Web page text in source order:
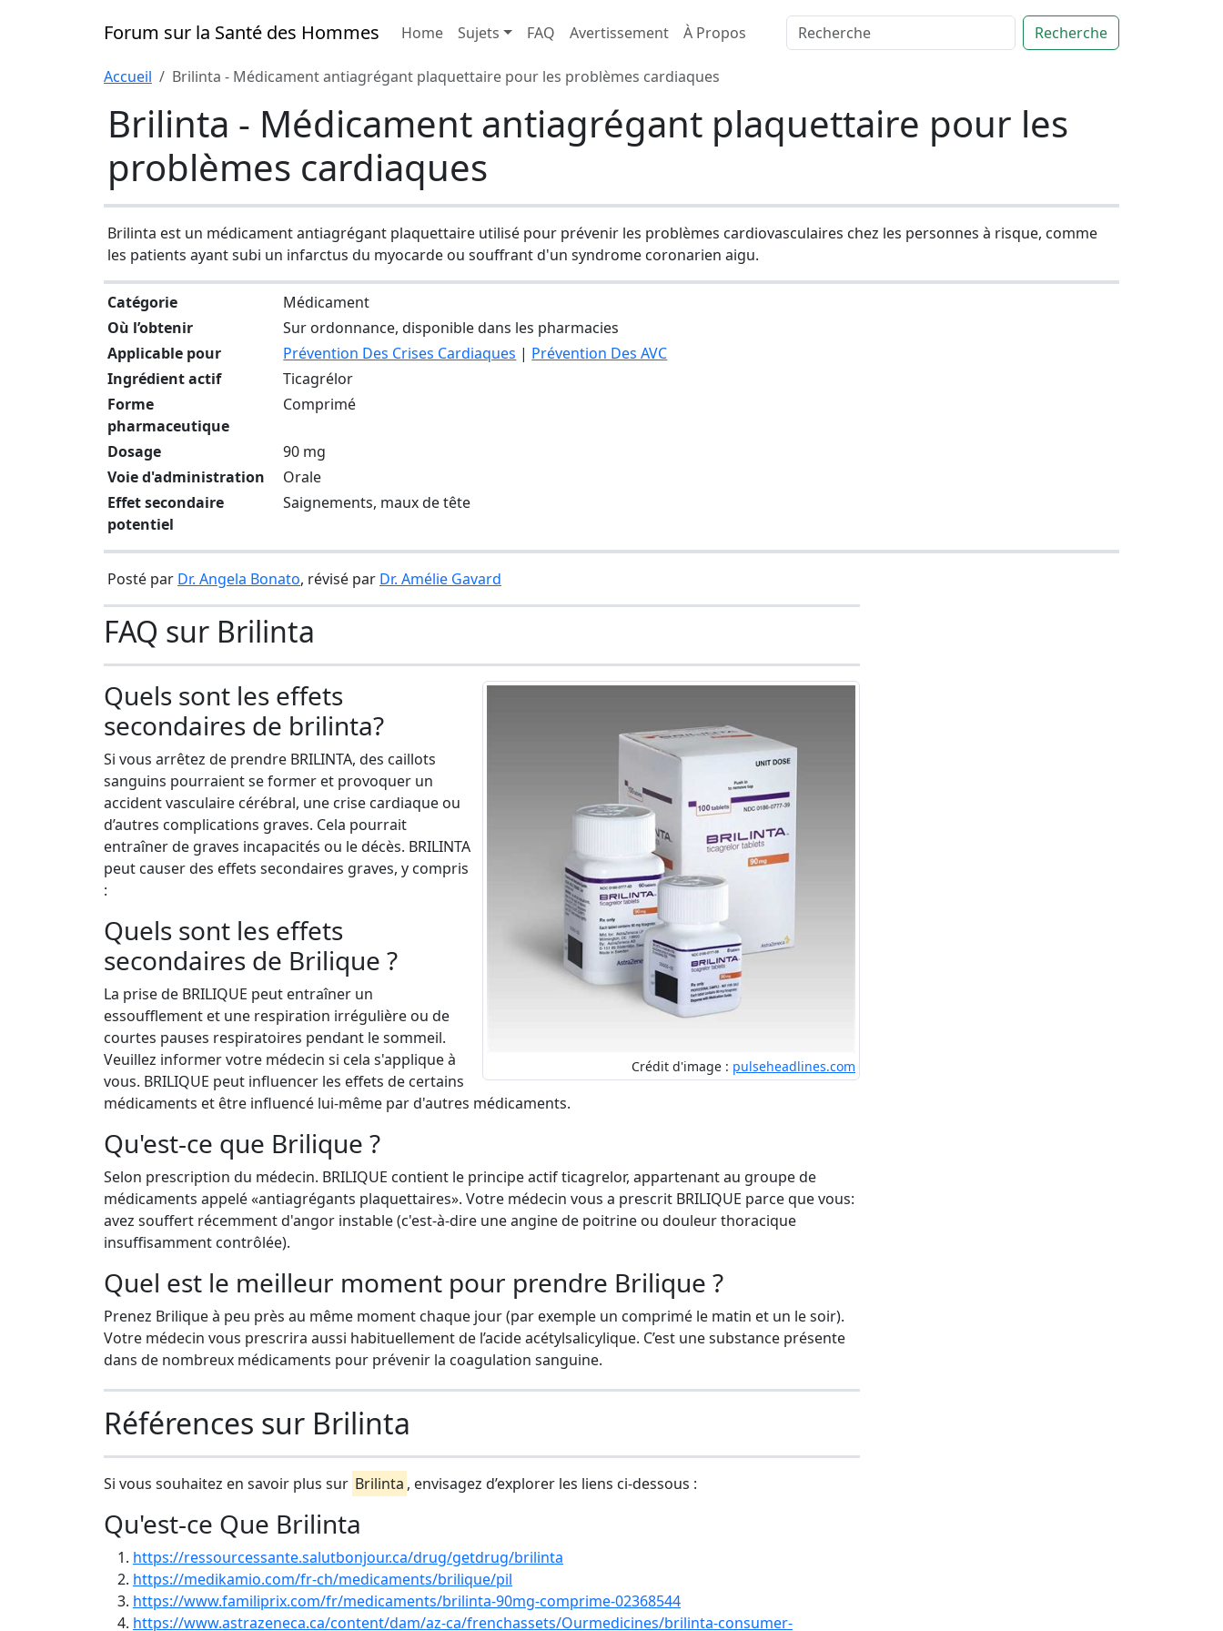
Forum sur la Santé des Hommes Home Sujets FAQ Avertissement À Propos Recherche
Accueil Brilinta - Médicament antiagrégant plaquettaire pour les problèmes cardiaques
Brilinta - Médicament antiagrégant plaquettaire pour les
problèmes cardiaques
Brilinta est un médicament antiagrégant plaquettaire utilisé pour prévenir les problèmes cardiovasculaires chez les personnes à risque, comme
les patients ayant subi un infarctus du myocarde ou souffrant d'un syndrome coronarien aigu.
Catégorie
Médicament
Où l’obtenir
Sur ordonnance, disponible dans les pharmacies
Applicable pour
Prévention Des Crises Cardiaques | Prévention Des AVC
Ingrédient actif
Ticagrélor
Forme
pharmaceutique
Comprimé
Dosage
90 mg
Voie d'administration
Orale
Effet secondaire
potentiel
Saignements, maux de tête
Posté par Dr. Angela Bonato, révisé par Dr. Amélie Gavard
FAQ sur Brilinta
Crédit d'image : pulseheadlines.com
Quels sont les effets
secondaires de brilinta?
Si vous arrêtez de prendre BRILINTA, des caillots
sanguins pourraient se former et provoquer un
accident vasculaire cérébral, une crise cardiaque ou
d’autres complications graves. Cela pourrait
entraîner de graves incapacités ou le décès. BRILINTA
peut causer des effets secondaires graves, y compris
:
Quels sont les effets
secondaires de Brilique ?
La prise de BRILIQUE peut entraîner un
essoufflement et une respiration irrégulière ou de
courtes pauses respiratoires pendant le sommeil.
Veuillez informer votre médecin si cela s'applique à
vous. BRILIQUE peut influencer les effets de certains
médicaments et être influencé lui-même par d'autres médicaments.
Qu'est-ce que Brilique ?
Selon prescription du médecin. BRILIQUE contient le principe actif ticagrelor, appartenant au groupe de
médicaments appelé «antiagrégants plaquettaires». Votre médecin vous a prescrit BRILIQUE parce que vous:
avez souffert récemment d'angor instable (c'est-à-dire une angine de poitrine ou douleur thoracique
insuffisamment contrôlée).
Quel est le meilleur moment pour prendre Brilique ?
Prenez Brilique à peu près au même moment chaque jour (par exemple un comprimé le matin et un le soir).
Votre médecin vous prescrira aussi habituellement de l’acide acétylsalicylique. C’est une substance présente
dans de nombreux médicaments pour prévenir la coagulation sanguine.
Références sur Brilinta
Si vous souhaitez en savoir plus sur Brilinta , envisagez d’explorer les liens ci-dessous :
Qu'est-ce Que Brilinta
https://ressourcessante.salutbonjour.ca/drug/getdrug/brilinta
https://medikamio.com/fr-ch/medicaments/brilique/pil
https://www.familiprix.com/fr/medicaments/brilinta-90mg-comprime-02368544
https://www.astrazeneca.ca/content/dam/az-ca/frenchassets/Ourmedicines/brilinta-consumer-